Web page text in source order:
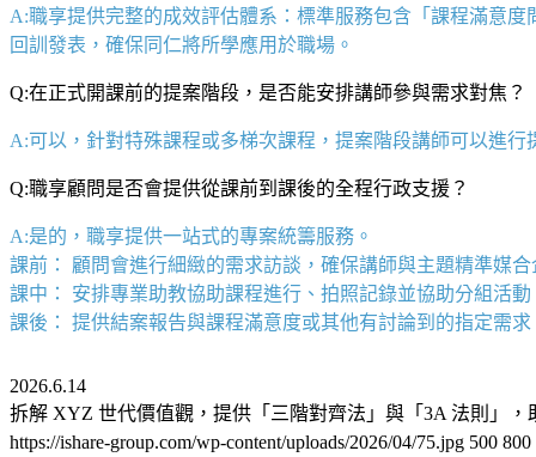
A:職享提供完整的成效評估體系：標準服務包含「課程滿意度
回訓發表，確保同仁將所學應用於職場。
Q:在正式開課前的提案階段，是否能安排講師參與需求對焦？
A:可以，針對特殊課程或多梯次課程，提案階段講師可以進
Q:職享顧問是否會提供從課前到課後的全程行政支援？
A:是的，職享提供一站式的專案統籌服務。
課前： 顧問會進行細緻的需求訪談，確保講師與主題精準媒
課中： 安排專業助教協助課程進行、拍照記錄並協助分組活動
課後： 提供結案報告與課程滿意度或其他有討論到的指定需
2026.6.14
拆解 XYZ 世代價值觀，提供「三階對齊法」與「3A 法則」
https://ishare-group.com/wp-content/uploads/2026/04/75.jpg 500 800